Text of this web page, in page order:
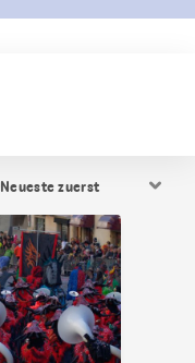
Sortierung